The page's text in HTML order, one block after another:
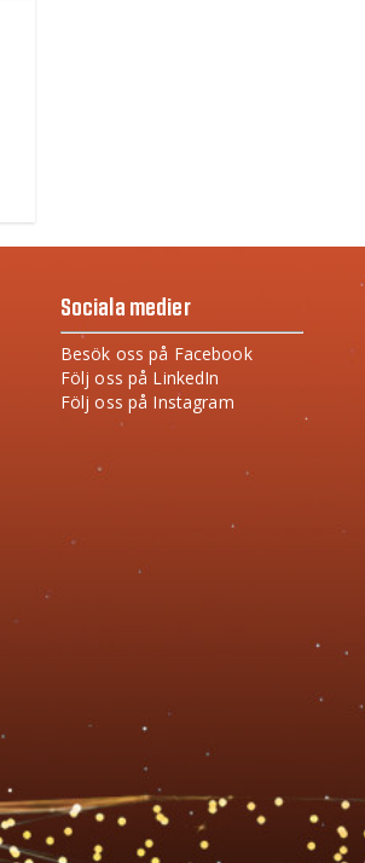
Sociala medier
Besök oss på Facebook
Följ oss på LinkedIn
Följ oss på Instagram